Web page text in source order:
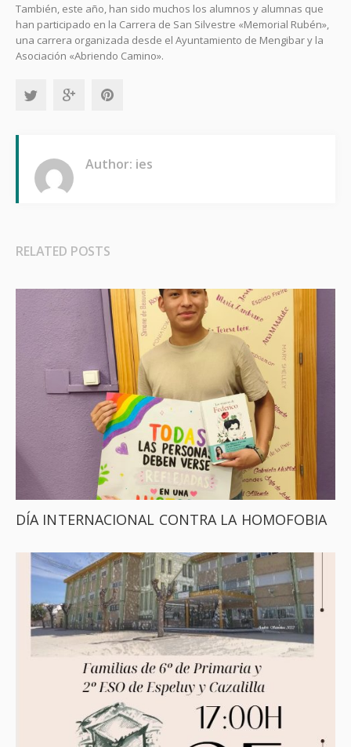
También, este año, han sido muchos los alumnos y alumnas que
han participado en la Carrera de San Silvestre «Memorial Rubén»,
una carrera organizada desde el Ayuntamiento de Mengibar y la
Asociación «Abriendo Camino».
Author: ies
RELATED POSTS
DÍA INTERNACIONAL CONTRA LA HOMOFOBIA